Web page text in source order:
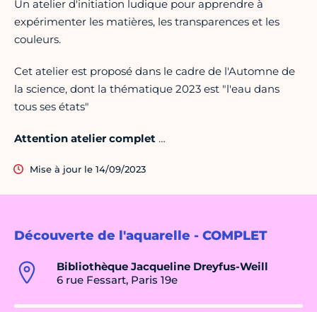
Découverte de l'aquarelle - COMPLET
Bibliothèque Jacqueline Dreyfus-Weill
6 rue Fessart, Paris 19e
Un atelier d'initiation ludique pour apprendre à
expérimenter les matières, les transparences et les
couleurs.
Cet atelier est proposé dans le cadre de l'Automne de
la science, dont la thématique 2023 est "l'eau dans
tous ses états"
Attention atelier complet …
Mise à jour le 14/09/2023